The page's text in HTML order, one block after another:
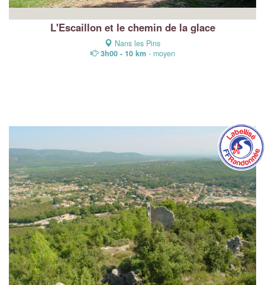
L'Escaillon et le chemin de la glace
Nans les Pins
3h00 - 10 km- moyen